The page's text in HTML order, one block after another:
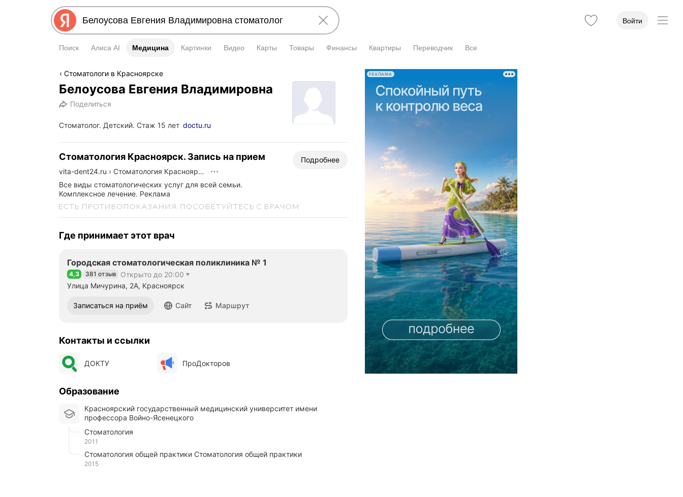
Войти
Поиск Алиса AI Медицина
Медицина Картинки Видео Карты Товары Финансы Квартиры Переводчик Все
Стоматологи в Красноярске
Белоусова Евгения Владимировна
Поделиться
Стоматолог. Детский. Стаж 15 лет doctu.ru
Стоматология Красноярск. Запись на прием
vita-dent24.ru › Стоматология Красноярск. Запись на прием
Все виды стоматологических услуг для всей семьи.
Комплексное лечение. Реклама
Подробнее
Где принимает этот врач
Городская стоматологическая поликлиника № 1
Рейтинг 4,3 из 5
4,3 381 отзыв Открыто до 20:00
Улица Мичурина, 2А, Красноярск
Записаться на приём Сайт Маршрут
Контакты и ссылки
ДОКТУ ПроДокторов
Образование
Красноярский государственный медицинский университет имени
профессора Войно-Ясенецкого
Стоматология
2011
Стоматология общей практики Стоматология общей практики
2015
РЕКЛАМА